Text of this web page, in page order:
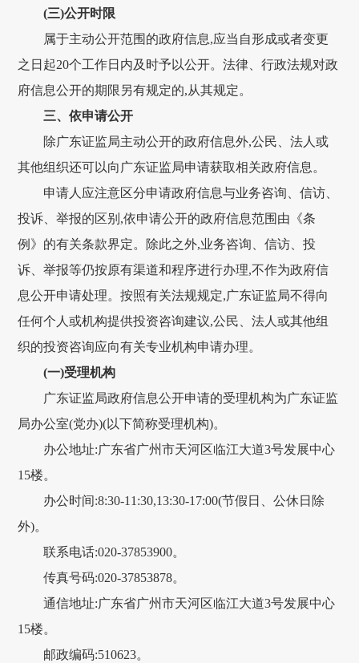
(三)公开时限
属于主动公开范围的政府信息,应当自形成或者变更
之日起20个工作日内及时予以公开。法律、行政法规对政
府信息公开的期限另有规定的,从其规定。
三、依申请公开
除广东证监局主动公开的政府信息外,公民、法人或
其他组织还可以向广东证监局申请获取相关政府信息。
申请人应注意区分申请政府信息与业务咨询、信访、
投诉、举报的区别,依申请公开的政府信息范围由《条
例》的有关条款界定。除此之外,业务咨询、信访、投
诉、举报等仍按原有渠道和程序进行办理,不作为政府信
息公开申请处理。按照有关法规规定,广东证监局不得向
任何个人或机构提供投资咨询建议,公民、法人或其他组
织的投资咨询应向有关专业机构申请办理。
(一)受理机构
广东证监局政府信息公开申请的受理机构为广东证监
局办公室(党办)(以下简称受理机构)。
办公地址:广东省广州市天河区临江大道3号发展中心
15楼。
办公时间:8:30-11:30,13:30-17:00(节假日、公休日除
外)。
联系电话:020-37853900。
传真号码:020-37853878。
通信地址:广东省广州市天河区临江大道3号发展中心
15楼。
邮政编码:510623。